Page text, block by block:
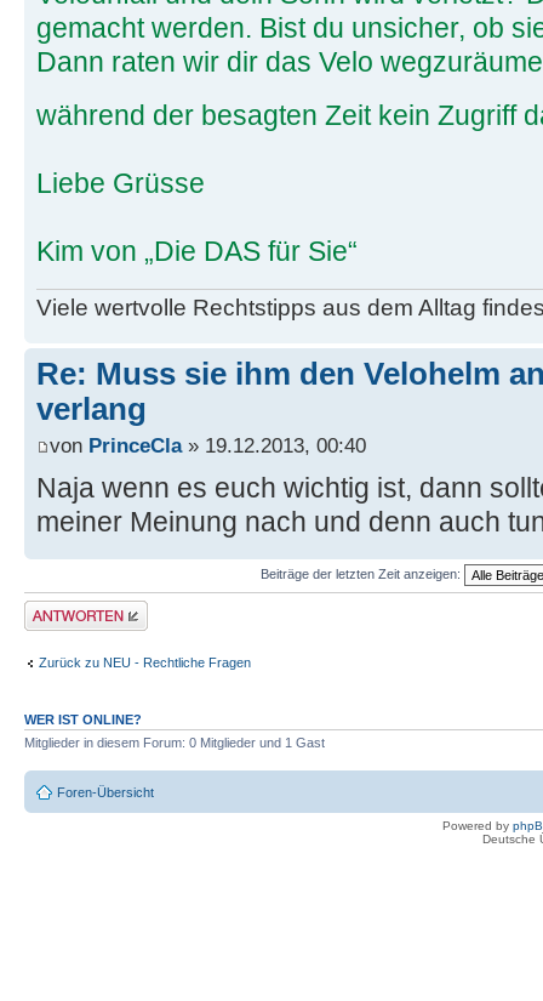
gemacht werden. Bist du unsicher, ob
Dann raten wir dir das Velo
während der besagten Zeit kein Zugriff
Liebe Grüsse
Kim von „Die DAS für Sie“
Viele wertvolle Rechtstipps aus dem Alltag
Re: Muss sie ihm den Velohelm
verlang
von PrinceCla» 19.12.2013, 00:40
Naja wenn es euch wichtig ist, dann
meiner Meinung nach und denn auch
Beiträge der letzten Zeit anzeigen:
Antwort erstellen
Zurück zu NEU - Rechtliche Fragen
WER IST ONLINE?
Mitglieder in diesem Forum: 0 Mitglieder und 1 Gast
Foren-Übersicht
Powered by
Deutsche